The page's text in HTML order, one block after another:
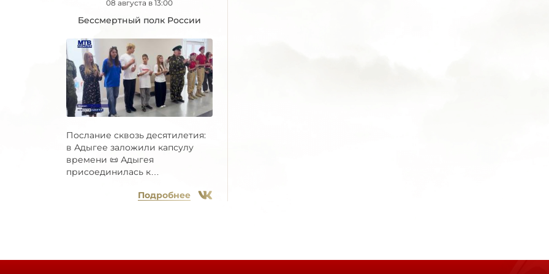
08 августа в 13:00
Бессмертный полк России
Послание сквозь десятилетия:
в Адыгее заложили капсулу
времени 📜 Адыгея
присоединилась к
Подробнее